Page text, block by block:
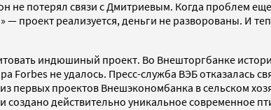
потерял связи с Дмитриевым. Когда проблем
— проект реализуется, деньги не разворованы. И
индюшиный проект. Во Внешторгбанке
Forbes не удалось. Пресс-служба ВЭБ отказалась
проектов Внешэкономбанка в сельском
действительно уникальное современное